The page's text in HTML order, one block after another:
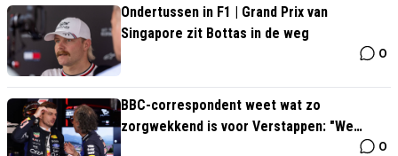
Ondertussen in F1 | Grand Prix van
Singapore zit Bottas in de weg
0
BBC-correspondent weet wat zo
zorgwekkend is voor Verstappen: "We
0